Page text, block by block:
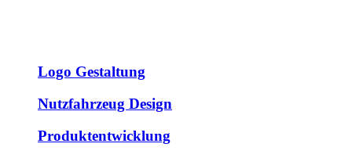
Logo Gestaltung
Nutzfahrzeug Design
Produktentwicklung